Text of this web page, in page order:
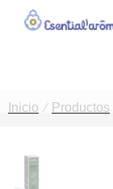
Inicio / Productos